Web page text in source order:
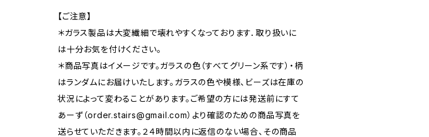
【ご注意】
＊ガラス製品は大変繊細で壊れやすくなっております．取り扱いに
は十分お気を付けください。
＊商品写真はイメージです。ガラスの色（すべてグリーン系です）・柄
はランダムにお届けいたします。ガラスの色や模様、ビーズは在庫の
状況によって変わることがあります。ご希望の方には発送前にすて
あーず（order.stairs@gmail.com）より確認のための商品写真を
送らせていただきます。２４時間以内に返信のない場合、その商品